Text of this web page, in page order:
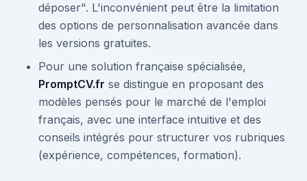
déposer". L'inconvénient peut être la limitation
des options de personnalisation avancée dans
les versions gratuites.
Pour une solution française spécialisée,
PromptCV.fr se distingue en proposant des
modèles pensés pour le marché de l'emploi
français, avec une interface intuitive et des
conseils intégrés pour structurer vos rubriques
(expérience, compétences, formation).